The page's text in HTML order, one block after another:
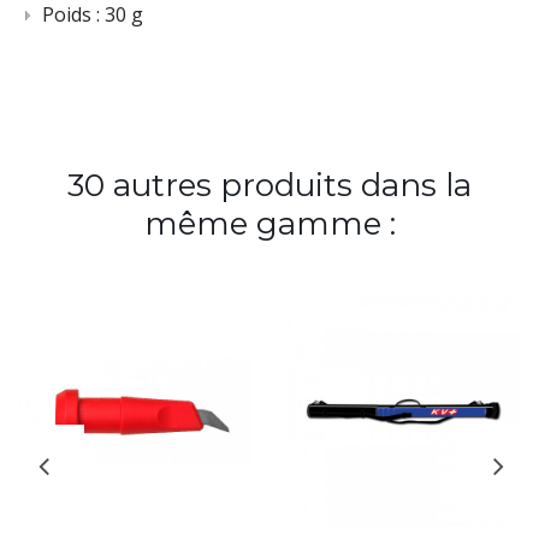
Poids : 30 g
30 autres produits dans la
même gamme :